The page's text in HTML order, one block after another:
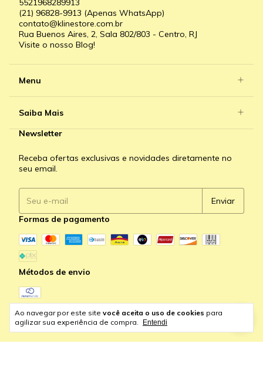
Ao navegar por este site você aceita o uso de cookies para
agilizar sua experiência de compra.
Entendi
5521968289913
(21) 96828-9913 (Apenas WhatsApp)
contato@klinestore.com.br
Rua Buenos Aires, 2, Sala 802/803 - Centro, RJ
Visite o nosso Blog!
Menu
Saiba Mais
Newsletter
Receba ofertas exclusivas e novidades diretamente no
seu email.
Formas de pagamento
Métodos de envio